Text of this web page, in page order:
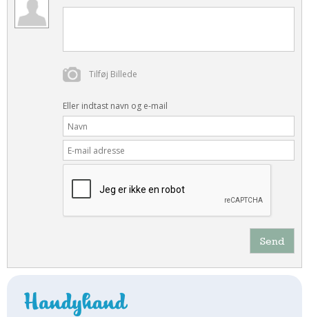
Tilføj Billede
Eller indtast navn og e-mail
Send